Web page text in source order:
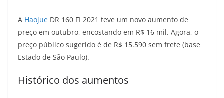
a
t
l
e
c
e
t
p
y
A Haojue DR 160 FI 2021 teve um novo aumento de
preço em outubro, encostando em R$ 16 mil. Agora, o
preço público sugerido é de R$ 15.590 sem frete (base
Estado de São Paulo).
Histórico dos aumentos